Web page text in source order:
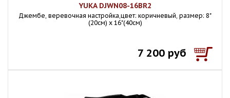
YUKA DJWN08-16BR2
Джембе, веревочная настройка,цвет: коричневый, размер: 8"
(20см) х 16"(40см)
7 200 руб